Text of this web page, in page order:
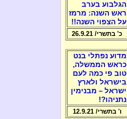
הגלבוע בערב
ראש השנה: מרמז
על הצפוי השנה!!
כ' בתשרי/ 26.9.21
מדוע נפתלי בנט
כראש הממשלה,
טוב פי כמה לעם
בישראל ולארץ
ישראל – מבנימין
נתניהו?!
ו' בתשרי/ 12.9.21